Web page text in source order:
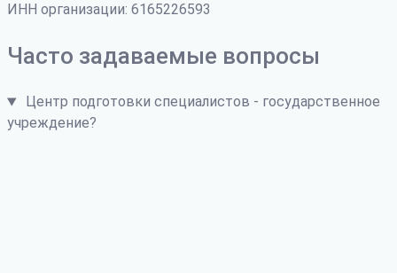
ИНН организации: 6165226593
Часто задаваемые вопросы
Центр подготовки специалистов - государственное
учреждение?